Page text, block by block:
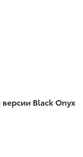
Black Onyx